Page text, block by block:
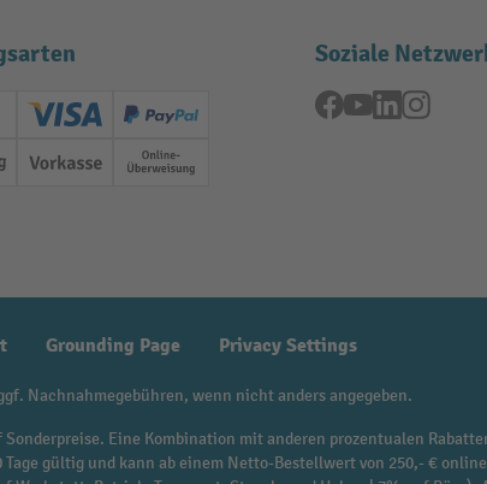
(Master)
Creditcard (Visa)
PayPal
Vorkasse Online-Überweisung
Soziale
Facebook
YouTubeLinkedIn
Grounding Page Privacy Settings
Nachnahmegebühren, wenn nicht anders angegeben.
Eine Kombination mit anderen prozentualen
gültig und kann ab einem Netto-Bestellwert von 250,- €